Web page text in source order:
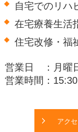
自宅でのリハ
在宅療養生活
住宅改修・福
営業日 ：月曜
営業時間：
アク